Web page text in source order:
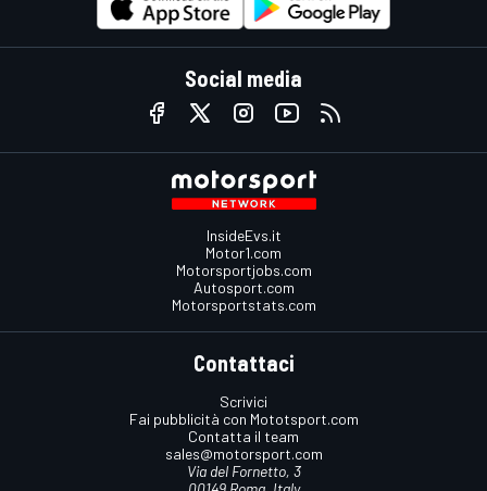
Social media
InsideEvs.it
Motor1.com
Motorsportjobs.com
Autosport.com
Motorsportstats.com
Contattaci
Scrivici
Fai pubblicità con Mototsport.com
Contatta il team
sales@motorsport.com
Via del Fornetto, 3